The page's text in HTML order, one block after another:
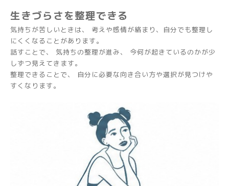
生きづらさを整理できる
気持ちが苦しいときは、 考えや感情が絡まり、自分でも整理し
にくくなることがあります。
話すことで、 気持ちの整理が進み、 今何が起きているのかが少
しずつ見えてきます。
整理できることで、 自分に必要な向き合い方や選択が見つけや
すくなります。